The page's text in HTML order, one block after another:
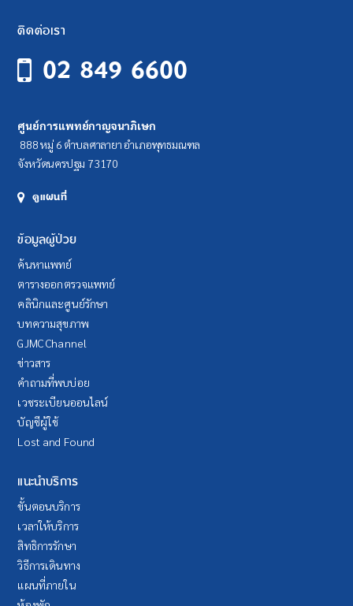
ติดต่อเรา
02 849 6600
ศูนย์การแพทย์กาญจนาภิเษก
888 หมู่ 6 ตำบลศาลายา อำเภอพุทธมณฑล
จังหวัดนครปฐม 73170
ดูแผนที่
ข้อมูลผู้ป่วย
ค้นหาแพทย์
ตารางออกตรวจแพทย์
คลินิกและศูนย์รักษา
บทความสุขภาพ
GJMC Channel
ข่าวสาร
คำถามที่พบบ่อย
เวชระเบียนออนไลน์
บัญชีผู้ใช้
Lost and Found
แนะนำบริการ
ขั้นตอนบริการ
เวลาให้บริการ
สิทธิการรักษา
วิธีการเดินทาง
แผนที่ภายใน